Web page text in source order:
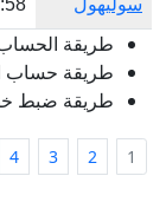
سوليهول
طريقة
طريقة حساب
طريقة ضبط
1
2
3
4